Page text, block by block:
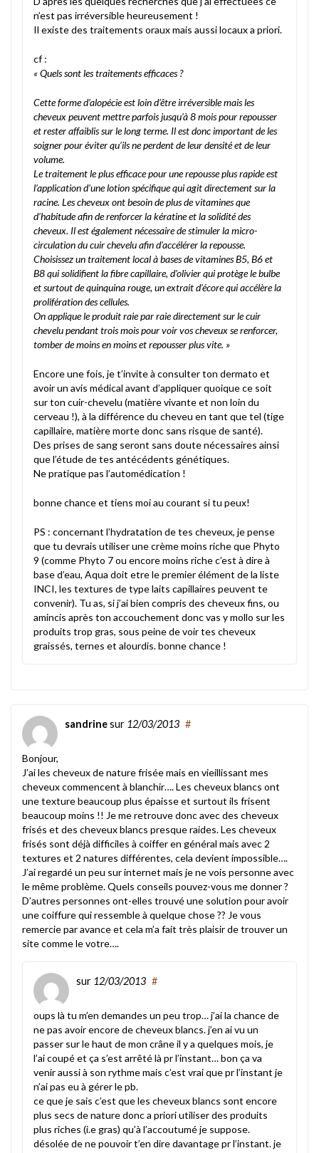
n’est pas irréversible heureusement !
Il existe des traitements oraux mais aussi locaux a priori.
cf :
« Quels sont les traitements efficaces ?
Cette forme d’alopécie est loin d’être irréversible mais les
cheveux peuvent mettre parfois jusqu’à 8 mois pour repousser
et rester affaiblis sur le long terme. Il est donc important de les
soigner pour éviter qu’ils ne perdent de leur densité et de leur
volume.
Le traitement le plus efficace pour une repousse plus rapide est
l’application d’une lotion spécifique qui agit directement sur la
racine. Les cheveux ont besoin de plus de vitamines que
d’habitude afin de renforcer la kératine et la solidité des
cheveux. Il est également nécessaire de stimuler la micro-
circulation du cuir chevelu afin d’accélérer la repousse.
Choisissez un traitement local à bases de vitamines B5, B6 et
B8 qui solidifient la fibre capillaire, d’olivier qui protège le bulbe
et surtout de quinquina rouge, un extrait d’écore qui accélère la
prolifération des cellules.
On applique le produit raie par raie directement sur le cuir
chevelu pendant trois mois pour voir vos cheveux se renforcer,
tomber de moins en moins et repousser plus vite. »
Encore une fois, je t’invite à consulter ton dermato et
avoir un avis médical avant d’appliquer quoique ce soit
sur ton cuir-chevelu (matière vivante et non loin du
cerveau !), à la différence du cheveu en tant que tel (tige
capillaire, matière morte donc sans risque de santé).
Des prises de sang seront sans doute nécessaires ainsi
que l’étude de tes antécédents génétiques.
Ne pratique pas l’automédication !
bonne chance et tiens moi au courant si tu peux!
PS : concernant l’hydratation de tes cheveux, je pense
que tu devrais utiliser une crème moins riche que Phyto
9 (comme Phyto 7 ou encore moins riche c’est à dire à
base d’eau, Aqua doit etre le premier élément de la liste
INCI, les textures de type laits capillaires peuvent te
convenir). Tu as, si j’ai bien compris des cheveux fins, ou
amincis après ton accouchement donc vas y mollo sur les
produits trop gras, sous peine de voir tes cheveux
graissés, ternes et alourdis. bonne chance !
sandrinesur 12/03/2013 #
Bonjour,
J’ai les cheveux de nature frisée mais en vieillissant mes
cheveux commencent à blanchir…. Les cheveux blancs ont
une texture beaucoup plus épaisse et surtout ils frisent
beaucoup moins !! Je me retrouve donc avec des cheveux
frisés et des cheveux blancs presque raides. Les cheveux
frisés sont déjà difficiles à coiffer en général mais avec 2
textures et 2 natures différentes, cela devient impossible….
J’ai regardé un peu sur internet mais je ne vois personne avec
le même problème. Quels conseils pouvez-vous me donner ?
D’autres personnes ont-elles trouvé une solution pour avoir
une coiffure qui ressemble à quelque chose ?? Je vous
remercie par avance et cela m’a fait très plaisir de trouver un
site comme le votre….
sur 12/03/2013 #
oups là tu m’en demandes un peu trop… j’ai la chance de
ne pas avoir encore de cheveux blancs. j’en ai vu un
passer sur le haut de mon crâne il y a quelques mois, je
l’ai coupé et ça s’est arrêté là pr l’instant… bon ça va
venir aussi à son rythme mais c’est vrai que pr l’instant je
n’ai pas eu à gérer le pb.
ce que je sais c’est que les cheveux blancs sont encore
plus secs de nature donc a priori utiliser des produits
plus riches (i.e gras) qu’à l’accoutumé je suppose.
désolée de ne pouvoir t’en dire davantage pr l’instant. je